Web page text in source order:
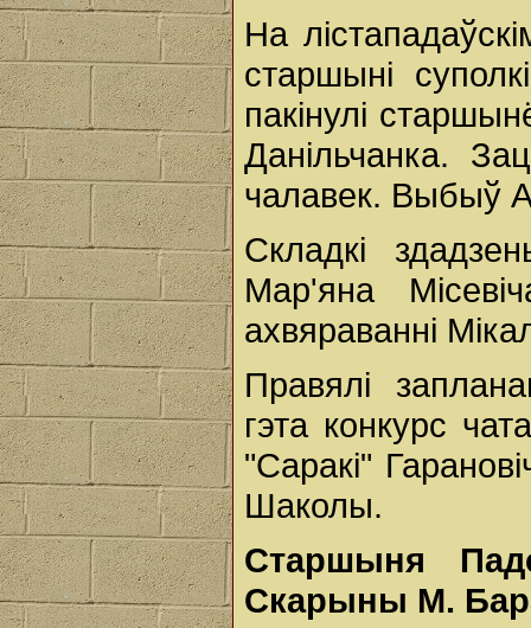
На
старшыні
пакінулі
Данільчанка.
чалавек. Выбыў
Складкі
Мар'яна
ахвяраванні
Правялі
гэта конкурс
"Саракі"
Шаколы.
Старшыня
Скарыны М.